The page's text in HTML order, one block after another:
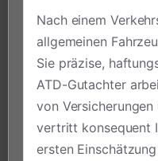
Nach einem
allgemeinen
Sie präzise,
ATD-Gutachter
von
vertritt konsequent
ersten